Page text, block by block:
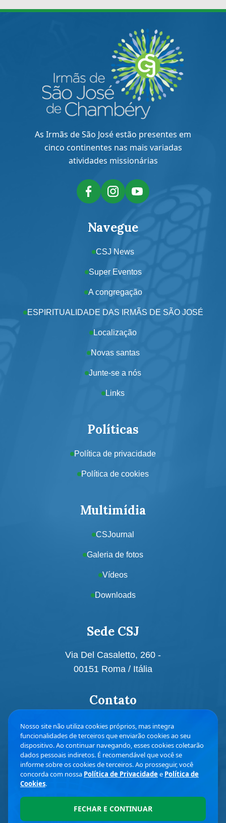
Nosso site não utiliza cookies próprios, mas integra
funcionalidades de terceiros que enviarão cookies ao seu
dispositivo. Ao continuar navegando, esses cookies coletarão
dados pessoais indiretos. É recomendável que você se
informe sobre os cookies de terceiros. Ao prosseguir, você
concorda com nossa Política de Privacidadee Política de
Cookies.
FECHAR E CONTINUAR
As Irmãs de São José estão presentes em
cinco continentes nas mais variadas
atividades missionárias
Navegue
CSJ News
Super Eventos
A congregação
ESPIRITUALIDADE DAS IRMÃS DE SÃO JOSÉ
Localização
Novas santas
Junte-se a nós
Links
Políticas
Política de privacidade
Política de cookies
Multimídia
CSJournal
Galeria de fotos
Vídeos
Downloads
Sede CSJ
Via Del Casaletto, 260 -
00151 Roma / Itália
Contato
icc@csjchambery.org
+39 06 85381362
ÁREA ADMINISTRITATIVA